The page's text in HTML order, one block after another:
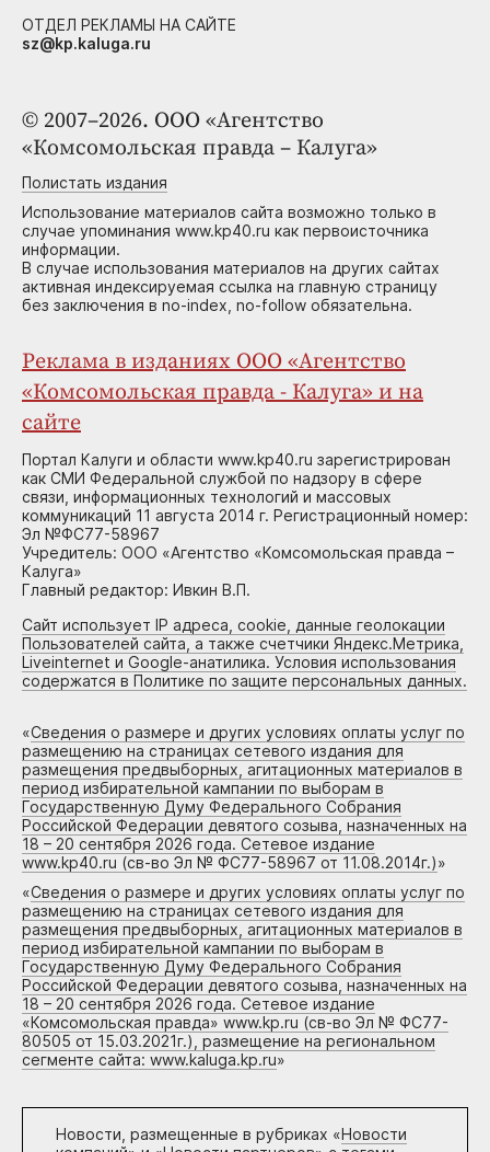
© 2007–2026. ООО «Агентство
«Комсомольская правда – Калуга»
Полистать издания
Использование материалов сайта возможно только в
случае упоминания www.kp40.ru как первоисточника
информации.
В случае использования материалов на других сайтах
активная индексируемая ссылка на главную страницу
без заключения в no-index, no-follow обязательна.
Реклама в изданиях ООО «Агентство
«Комсомольская правда - Калуга» и на
сайте
Портал Калуги и области www.kp40.ru зарегистрирован
как СМИ Федеральной службой по надзору в сфере
связи, информационных технологий и массовых
коммуникаций 11 августа 2014 г. Регистрационный номер:
Эл №ФС77-58967
Учредитель: ООО «Агентство «Комсомольская правда –
Калуга»
Главный редактор: Ивкин В.П.
Сайт использует IP адреса, cookie, данные геолокации
Пользователей сайта, а также счетчики Яндекс.Метрика,
Liveinternet и Google-анатилика. Условия использования
содержатся в Политике по защите персональных данных.
«Сведения о размере и других условиях оплаты услуг по
размещению на страницах сетевого издания для
размещения предвыборных, агитационных материалов в
период избирательной кампании по выборам в
Государственную Думу Федерального Собрания
Российской Федерации девятого созыва, назначенных на
18 – 20 сентября 2026 года. Сетевое издание
www.kp40.ru (св-во Эл № ФС77-58967 от 11.08.2014г.)»
«Сведения о размере и других условиях оплаты услуг по
размещению на страницах сетевого издания для
размещения предвыборных, агитационных материалов в
период избирательной кампании по выборам в
Государственную Думу Федерального Собрания
Российской Федерации девятого созыва, назначенных на
18 – 20 сентября 2026 года. Сетевое издание
«Комсомольская правда» www.kp.ru (св-во Эл № ФС77-
80505 от 15.03.2021г.), размещение на региональном
сегменте сайта: www.kaluga.kp.ru»
Новости, размещенные в рубриках «Новости
ОТДЕЛ РЕКЛАМЫ НА САЙТЕ
sz@kp.kaluga.ru